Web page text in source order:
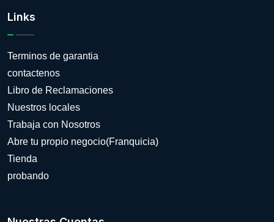
Links
Terminos de garantia
contactenos
Libro de Reclamaciones
Nuestros locales
Trabaja con Nosotros
Abre tu propio negocio(Franquicia)
Tienda
probando